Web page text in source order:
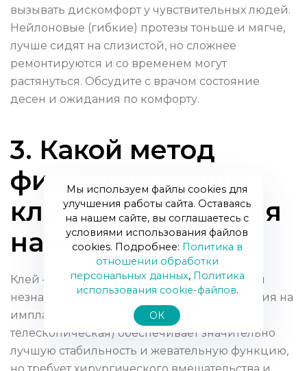
вызывать дискомфорт у чувствительных людей.
Нейлоновые (гибкие) протезы тоньше и мягче,
лучше сидят на слизистой, но сложнее
ремонтируются и со временем могут
растянуться. Обсудите с врачом состояние
десен и ожидания по комфорту.
3. Какой метод
фиксации лучше:
клей или фиксация
на имплантах?
Клей — временное и простое решение при
незначительной потере ретенции. Фиксация на
имплантах (locator, шаровидная, балочная,
телескопическая) обеспечивает значительно
лучшую стабильность и жевательную функцию,
Мы используем файлы cookies для
улучшения работы сайта. Оставаясь
на нашем сайте, вы соглашаетесь с
условиями использования файлов
cookies. Подробнее: Политика в
отношении обработки
персональных данных, Политика
использования сookie-файлов.
ОК